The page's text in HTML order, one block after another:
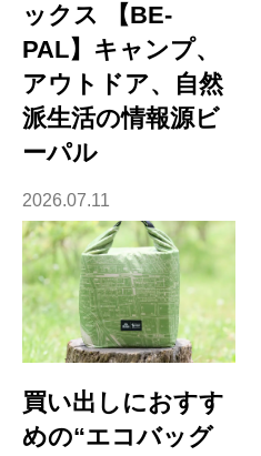
ックス 【BE-
PAL】キャンプ、
アウトドア、自然
派生活の情報源ビ
ーパル
2026.07.11
買い出しにおすす
めの“エコバッグ